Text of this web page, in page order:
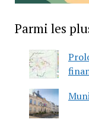
Parmi les